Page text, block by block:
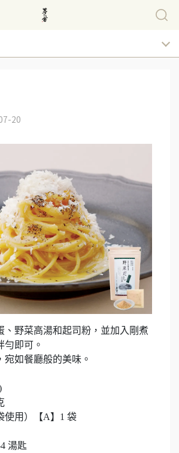
20
、野菜高湯和起司粉，並加入剛煮
勻即可。
宛如餐廳般的美味。
使用）【A】1 袋
湯匙